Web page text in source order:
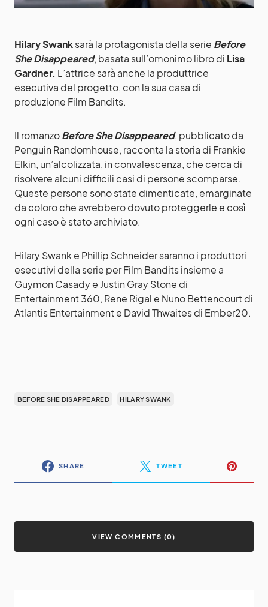
Hilary Swanksarà la protagonista della serie Before
She Disappeared, basata sull’omonimo libro di Lisa
Gardner. L’attrice sarà anche la produttrice
esecutiva del progetto, con la sua casa di
produzione Film Bandits.
Il romanzoBefore She Disappeared, pubblicato da
Penguin Randomhouse, racconta la storia di Frankie
Elkin, un’alcolizzata, in convalescenza, che cerca di
risolvere alcuni difficili casi di persone scomparse.
Queste persone sono state dimenticate, emarginate
da coloro che avrebbero dovuto proteggerle e così
ogni caso è stato archiviato.
Hilary Swank e Phillip Schneider saranno i produttori
esecutivi della serie per Film Bandits insieme a
Guymon Casady e Justin Gray Stone di
Entertainment 360, Rene Rigal e Nuno Bettencourt di
Atlantis Entertainment e David Thwaites di Ember20.
BEFORE SHE DISAPPEARED HILARY SWANK
SHARE TWEET
VIEW COMMENTS (0)